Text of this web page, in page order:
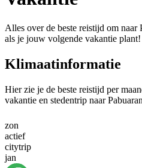
Alles over de beste reistijd om naar
als je jouw volgende vakantie plant!
Klimaatinformatie
Hier zie je de beste reistijd per
vakantie en stedentrip naar
zon
actief
citytrip
jan